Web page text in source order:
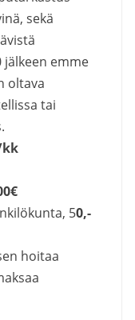
sekä
jälkeen emme
oltava
tai
kk
50,-
– 17.00.
hoitaa